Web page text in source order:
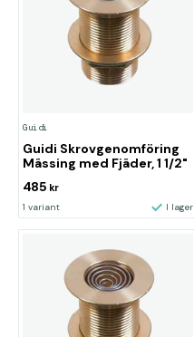
Guidi
Guidi Skrovgenomföring
Mässing med Fjäder, 1 1/2"
485 kr
1 variant I lager